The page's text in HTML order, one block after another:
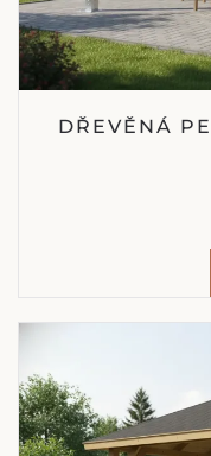
DŘEVĚNÁ